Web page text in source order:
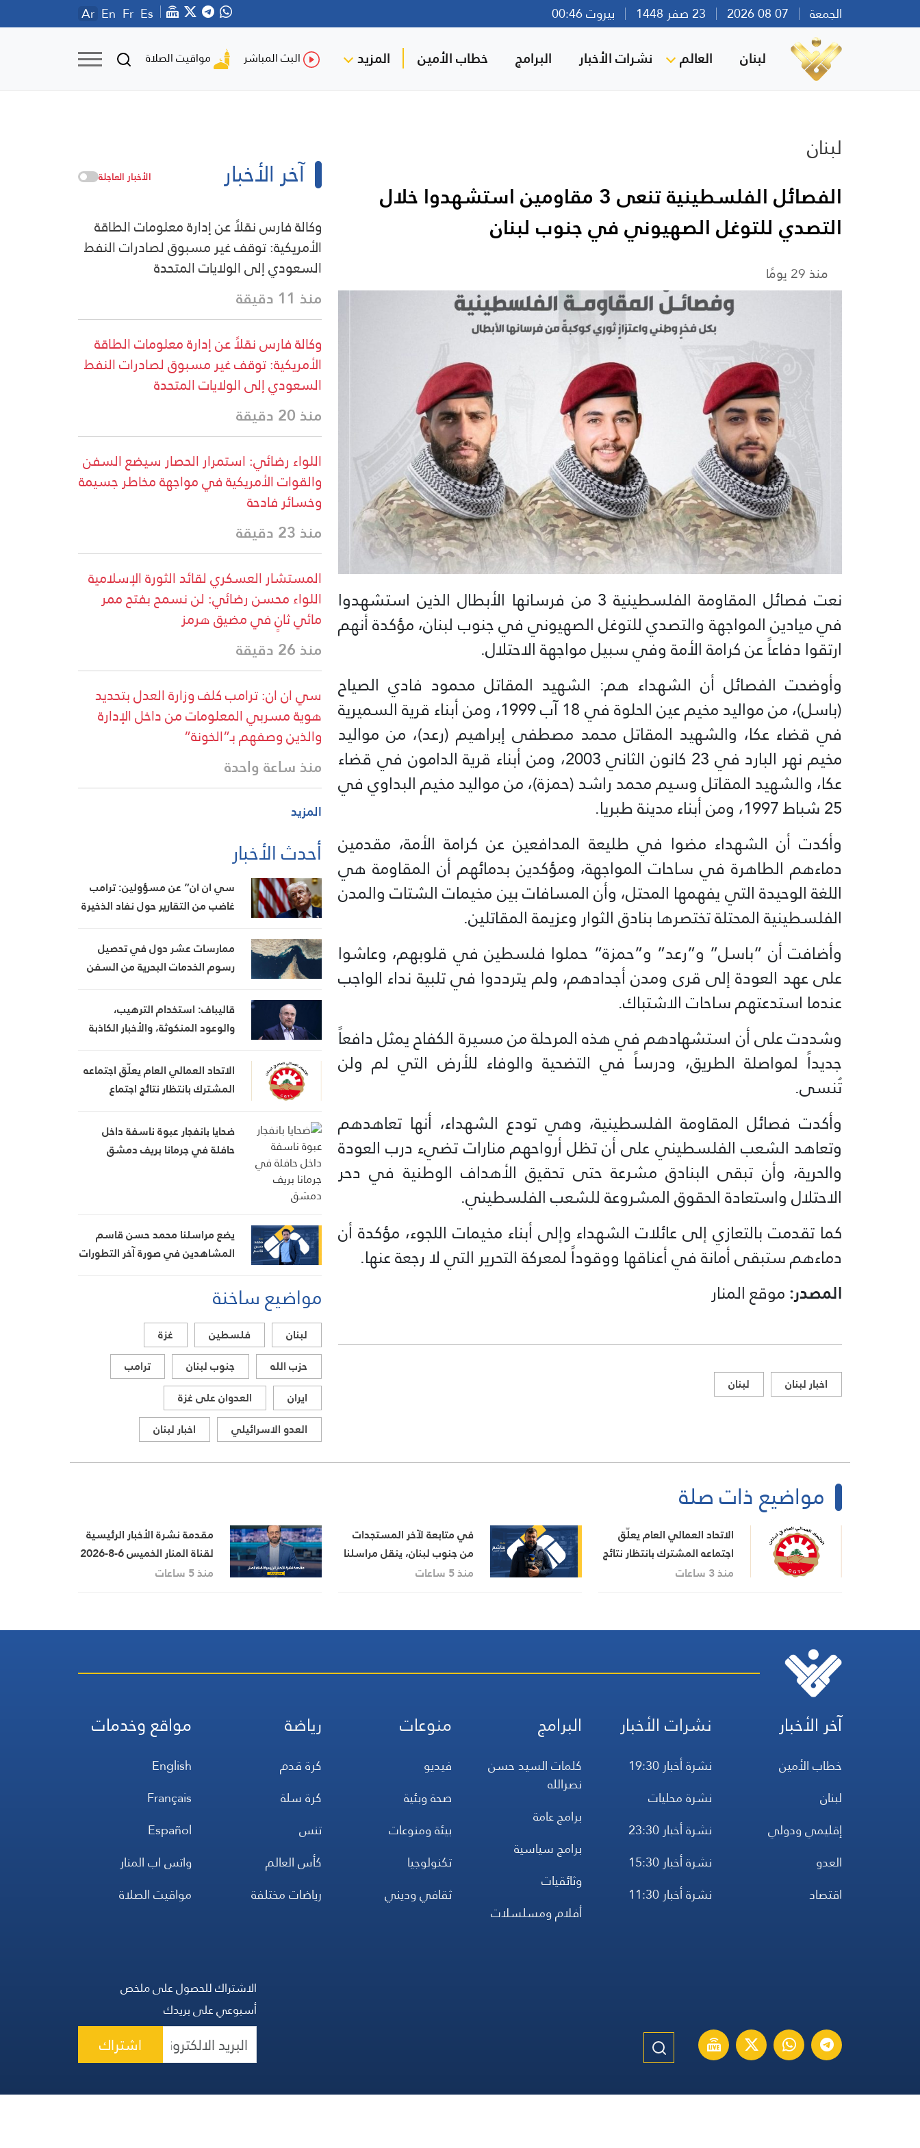
الجمعة بيروت 00:46 Ar En Fr Es
لبنان العالم نشرات الأخبار البرامج خطاب الأمين المزيد البث المباشر مواقيت الصلاة
لبنان
الفصائل الفلسطينية تنعى 3 مقاومين استشهدوا خلال
التصدي للتوغل الصهيوني في جنوب لبنان
منذ 29 يومًا
نعت فصائل المقاومة الفلسطينية 3 من فرسانها الأبطال الذين استشهدوا
في ميادين المواجهة والتصدي للتوغل الصهيوني في جنوب لبنان، مؤكدة أنهم
ارتقوا دفاعاً عن كرامة الأمة وفي سبيل مواجهة الاحتلال.
وأوضحت الفصائل أن الشهداء هم: الشهيد المقاتل محمود فادي الصياح
(باسل)، من مواليد مخيم عين الحلوة في 18 آب 1999، ومن أبناء قرية السميرية
في قضاء عكا، والشهيد المقاتل محمد مصطفى إبراهيم (رعد)، من مواليد
مخيم نهر البارد في 23 كانون الثاني 2003، ومن أبناء قرية الدامون في قضاء
عكا، والشهيد المقاتل وسيم محمد راشد (حمزة)، من مواليد مخيم البداوي في
25 شباط 1997، ومن أبناء مدينة طبريا.
وأكدت أن الشهداء مضوا في طليعة المدافعين عن كرامة الأمة، مقدمين
دماءهم الطاهرة في ساحات المواجهة، ومؤكدين بدمائهم أن المقاومة هي
اللغة الوحيدة التي يفهمها المحتل، وأن المسافات بين مخيمات الشتات والمدن
الفلسطينية المحتلة تختصرها بنادق الثوار وعزيمة المقاتلين.
وأضافت أن “باسل” و”رعد” و”حمزة” حملوا فلسطين في قلوبهم، وعاشوا
على عهد العودة إلى قرى ومدن أجدادهم، ولم يترددوا في تلبية نداء الواجب
عندما استدعتهم ساحات الاشتباك.
وشددت على أن استشهادهم في هذه المرحلة من مسيرة الكفاح يمثل دافعاً
جديداً لمواصلة الطريق، ودرساً في التضحية والوفاء للأرض التي لم ولن
تُنسى.
وأكدت فصائل المقاومة الفلسطينية، وهي تودع الشهداء، أنها تعاهدهم
وتعاهد الشعب الفلسطيني على أن تظل أرواحهم منارات تضيء درب العودة
والحرية، وأن تبقى البنادق مشرعة حتى تحقيق الأهداف الوطنية في دحر
الاحتلال واستعادة الحقوق المشروعة للشعب الفلسطيني.
كما تقدمت بالتعازي إلى عائلات الشهداء وإلى أبناء مخيمات اللجوء، مؤكدة أن
دماءهم ستبقى أمانة في أعناقها ووقوداً لمعركة التحرير التي لا رجعة عنها.
المصدر:موقع المنار
اخبار لبنان لبنان
آخر الأخبار الأخبار العاجلة
وكالة فارس نقلاً عن إدارة معلومات الطاقة
الأمريكية: توقف غير مسبوق لصادرات النفط
السعودي إلى الولايات المتحدة
منذ 11 دقيقة
وكالة فارس نقلاً عن إدارة معلومات الطاقة
الأمريكية: توقف غير مسبوق لصادرات النفط
السعودي إلى الولايات المتحدة
منذ 20 دقيقة
اللواء رضائي: استمرار الحصار سيضع السفن
والقوات الأمريكية في مواجهة مخاطر جسيمة
وخسائر فادحة
منذ 23 دقيقة
المستشار العسكري لقائد الثورة الإسلامية
اللواء محسن رضائي: لن نسمح بفتح ممر
مائي ثانٍ في مضيق هرمز
منذ 26 دقيقة
سي ان ان: ⁠ترامب كلف وزارة العدل بتحديد
هوية مسربي المعلومات من داخل الإدارة
والذين وصفهم بـ”الخونة”
منذ ساعة واحدة
المزيد
أحدث الأخبار
سي ان ان” عن مسؤولين: ترامب
غاضب من التقارير حول نفاد الذخيرة
المفاوضات
ممارسات عشر دول في تحصيل
رسوم الخدمات البحرية من السفن
قاليباف: استخدام الترهيب،
والوعود المنكوثة، والأخبار الكاذبة
الاتحاد العمالي العام يعلّق اجتماعه
المشترك بانتظار نتائج اجتماع
ضحايا بانفجار عبوة ناسفة داخل
حافلة في جرمانا بريف دمشق
يضع مراسلنا محمد حسن قاسم
المشاهدين في صورة آخر التطورات
المستجدات على الساحتين
السياسية والميدانية، إلى جانب
المواقف الرسمية وأبرز التطورات
ذات الصلة بالشأنين الداخلي
والإقليمي
مواضيع ساخنة
لبنان فلسطين
غزة
حزب الله
جنوب لبنان
ترامب
ايران
العدوان على غزة
العدو الاسرائيلي
اخبار لبنان
مواضيع ذات صلة
الاتحاد العمالي العام يعلّق
اجتماعه المشترك بانتظار نتائج
اجتماع السراي الحكومي
منذ 3 ساعات
في متابعة لآخر المستجدات
من جنوب لبنان، ينقل مراسلنا
هاشم السيد حسن تطورات
منذ 5 ساعات
مقدمة نشرة الأخبار الرئيسية
لقناة المنار الخميس 6-8-2026
منذ 5 ساعات
آخر الأخبار
خطاب الأمين
لبنان
إقليمي ودولي
العدو
اقتصاد
نشرات الأخبار
نشرة أخبار 19:30
نشرة محليات
نشرة أخبار 23:30
نشرة أخبار 15:30
نشرة أخبار 11:30
البرامج
كلمات السيد حسن
نصرالله
برامج عامة
برامج سياسية
وثائقيات
أفلام ومسلسلات
منوعات
فيديو
صحة وبئية
بيئة ومنوعات
تكنولوجيا
ثقافي وديني
رياضة
كرة قدم
كرة سلة
تنس
كأس العالم
رياضات مختلفة
مواقع وخدمات
English
Français
Español
واتس اب المنار
مواقيت الصلاة
الاشتراك للحصول على ملخص
أسبوعي على بريدك
اشتراك